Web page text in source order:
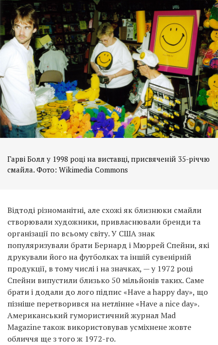
Гарві Болл у 1998 році на виставці, присвяченій 35-річчю
смайла. Фото: Wikimedia Commons
Відтоді різноманітні, але схожі як близнюки смайли
створювали художники, привласнювали бренди та
організації по всьому світу. У США знак
популяризували брати Бернард і Мюррей Спейни, які
друкували його на футболках та іншій сувенірній
продукції, в тому числі і на значках, — у 1972 році
Спейни випустили близько 50 мільйонів таких. Саме
брати і додали до лого підпис «Have a happy day», що
пізніше перетворився на нетлінне «Have a nice day».
Американський гумористичний журнал Mad
Magazine також використовував усміхнене жовте
обличчя ще з того ж 1972-го.